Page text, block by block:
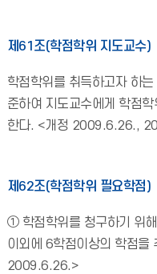
제61조(학점학위 지도교수)
학점학위를 취득하고자 하
준하여 지도교수에게 학점
한다. <개정 2009.6.26.,
제62조(학점학위 필요학점)
① 학점학위를 청구하기 위
이외에 6학점이상의 학점을
2009.6.26.>